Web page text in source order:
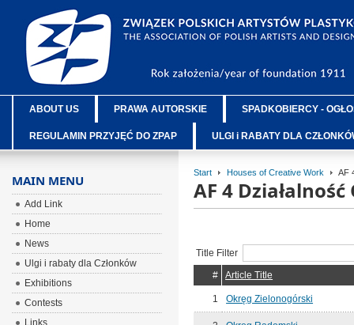
ABOUT US PRAWA AUTORSKIE SPADKOBIERCY -
REGULAMIN PRZYJĘĆ DO ZPAP ULGI i RABATY DLA
Start Houses of Creative Work AF
AF 4
Title Filter
#
Article Title
1 Okręg Zielonogórski
MAIN MENU
Add Link
Home
News
Ulgi i rabaty dla Członków
Exhibitions
Contests
Links